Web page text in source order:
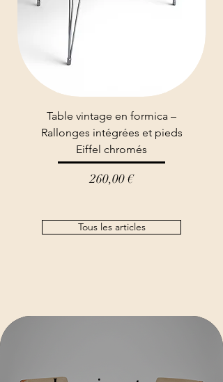
Table vintage en formica –
Rallonges intégrées et pieds
Eiffel chromés
Prix
260,00 €
Tous les articles